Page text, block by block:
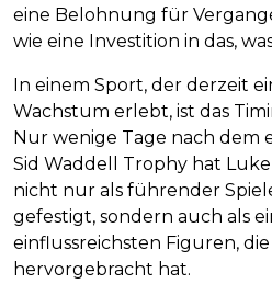
eine Belohnung für
wie eine Investition in das,
In einem Sport, der derzeit
Wachstum erlebt, ist das
Nur wenige Tage nach dem
Sid Waddell Trophy hat
nicht nur als führender
gefestigt, sondern auch als
einflussreichsten Figuren,
hervorgebracht hat.